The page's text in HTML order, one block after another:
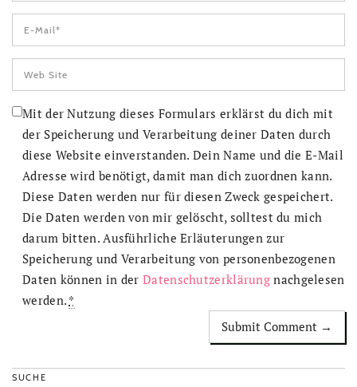
Mit der Nutzung dieses Formulars erklärst du dich mit
der Speicherung und Verarbeitung deiner Daten durch
diese Website einverstanden. Dein Name und die E-Mail
Adresse wird benötigt, damit man dich zuordnen kann.
Diese Daten werden nur für diesen Zweck gespeichert.
Die Daten werden von mir gelöscht, solltest du mich
darum bitten. Ausführliche Erläuterungen zur
Speicherung und Verarbeitung von personenbezogenen
Daten können in derDatenschutzerklärung nachgelesen
werden. *
SUCHE